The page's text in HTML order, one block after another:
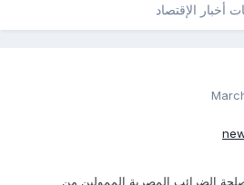
أخبار الإقتصاد
الضرائب المصرية الممولين من